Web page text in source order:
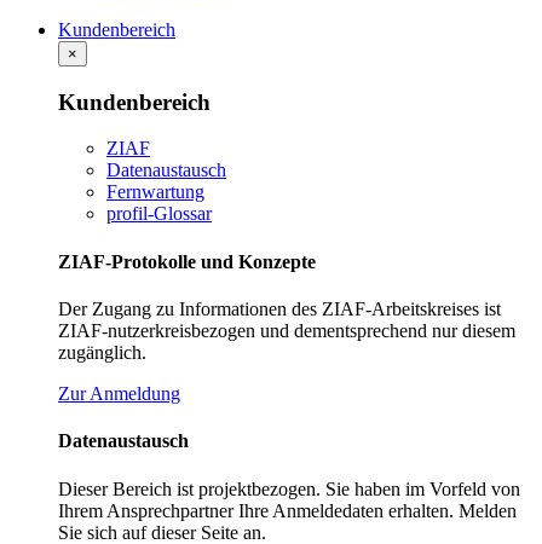
Kundenbereich
×
Kundenbereich
ZIAF
Datenaustausch
Fernwartung
profil-Glossar
ZIAF-Protokolle und Konzepte
Der Zugang zu Informationen des ZIAF-Arbeitskreises ist
ZIAF-nutzerkreisbezogen und dementsprechend nur diesem
zugänglich.
Zur Anmeldung
Datenaustausch
Dieser Bereich ist projektbezogen. Sie haben im Vorfeld von
Ihrem Ansprechpartner Ihre Anmeldedaten erhalten. Melden
Sie sich auf dieser Seite an.